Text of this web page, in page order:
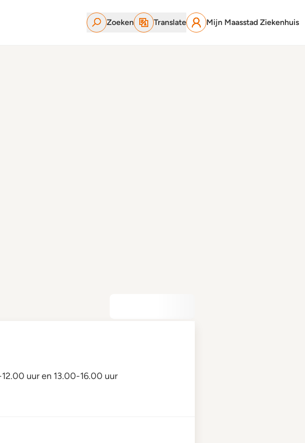
Zoeken Translate Mijn Maasstad Ziekenhuis
uur en 13.00-16.00 uur